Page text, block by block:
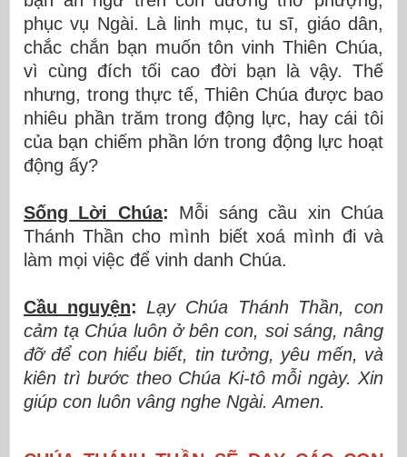
phục vụ Ngài. Là linh mục, tu sĩ, giáo dân,
chắc chắn bạn muốn tôn vinh Thiên Chúa,
vì cùng đích tối cao đời bạn là vậy. Thế
nhưng, trong thực tế, Thiên Chúa được bao
nhiêu phần trăm trong động lực, hay cái tôi
của bạn chiếm phần lớn trong động lực hoạt
động ấy?
Sống Lời Chúa: Mỗi sáng cầu xin Chúa
Thánh Thần cho mình biết xoá mình đi và
làm mọi việc để vinh danh Chúa.
Cầu nguyện: Lạy Chúa Thánh Thần, con
cảm tạ Chúa luôn ở bên con, soi sáng, nâng
đỡ để con hiểu biết, tin tưởng, yêu mến, và
kiên trì bước theo Chúa Ki-tô mỗi ngày. Xin
giúp con luôn vâng nghe Ngài. Amen.